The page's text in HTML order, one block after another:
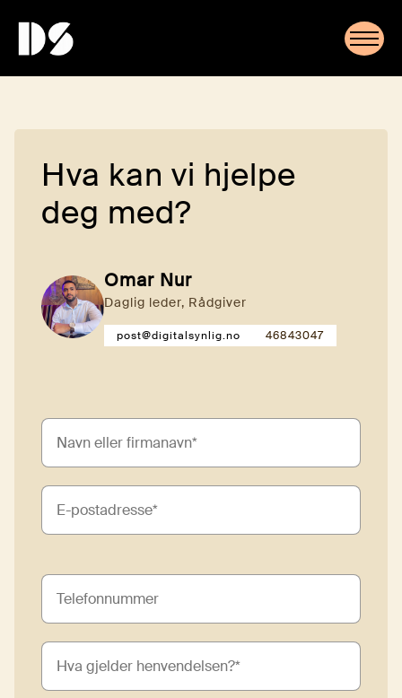
Hva kan vi hjelpe
deg med?
Omar Nur
Daglig leder, Rådgiver
post@digitalsynlig.no 46843047